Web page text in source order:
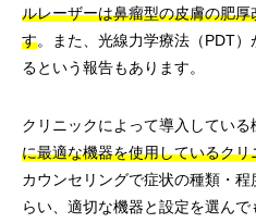
ルレーザーは鼻瘤型の皮膚の肥
す。また、光線力学療法（PDT
るという報告もあります。
クリニックによって導入している
に最適な機器を使用しているク
カウンセリングで症状の種類・
らい、適切な機器と設定を選んで